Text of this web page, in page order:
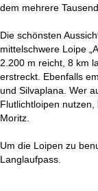
dem mehrere
Die schönsten
mittelschwere Loipe
2.200 m reicht, 8 km
erstreckt. Ebenfalls
und Silvaplana. Wer
Flutlichtloipen nutzen,
Moritz.
Um die Loipen zu
Langlaufpass.